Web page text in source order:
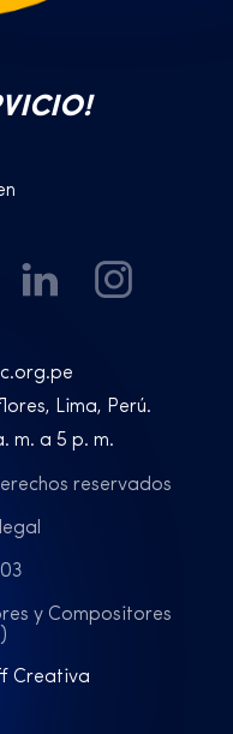
Lima, Perú.
m. a 5 p. m.
reservados
y Compositores
Creativa